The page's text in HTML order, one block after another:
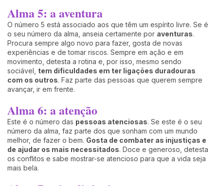
Alma 5: a aventura
O número 5 está associado aos que têm um espírito livre. Se é
o seu número da alma, anseia certamente por aventuras.
Procura sempre algo novo para fazer, gosta de novas
experiências e de tomar riscos. Sempre em ação e em
movimento, detesta a rotina e, por isso, mesmo sendo
sociável, tem dificuldades em ter ligações duradouras
com os outros. Faz parte das pessoas que querem sempre
avançar, ir em frente.
Alma 6: a atenção
Este é o número das pessoas atenciosas. Se este é o seu
número da alma, faz parte dos que sonham com um mundo
melhor, de fazer o bem. Gosta de combater as injustiças e
de ajudar os mais necessitados. Doce e generoso, detesta
os conflitos e sabe mostrar-se atencioso para que a vida seja
mais bela.